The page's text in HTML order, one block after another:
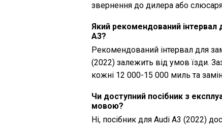
звернення до дилера або
Який рекомендований інтервал
A3?
Рекомендований інтервал для
(2022) залежить від умов їзди.
кожні 12 000-15 000 миль та
Чи доступний посібник з
мовою?
Ні, посібник для Audi A3 (2022)